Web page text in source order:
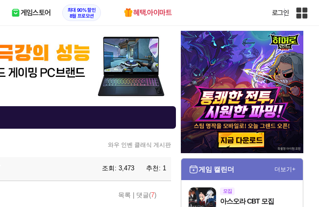
게임스토어
최대 90% 할인
8월 프로모션
혜택.아이마트 로그인
인
전
이
트
맵
와우 인벤 클래식 게시판
조회: 3,473 추천: 1
목록 댓글(7)
게임 캘린더 더보기+
모집
아스오라 CBT 모집